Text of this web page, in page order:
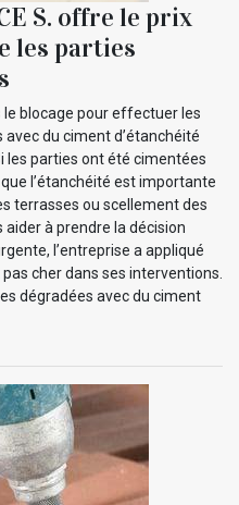
S. offre le prix
les parties
le blocage pour effectuer les
du ciment d’étanchéité
les parties ont été cimentées
l’étanchéité est importante
terrasses ou scellement des
à prendre la décision
l’entreprise a appliqué
cher dans ses interventions.
dégradées avec du ciment